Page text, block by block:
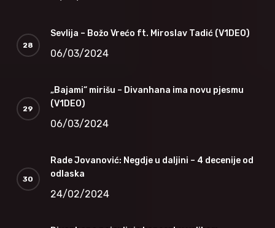
Sevlija – Božo Vrećo ft. Miroslav Tadić (V1DEO)
06/03/2024
„Bajami“ mirišu – Divanhana ima novu pjesmu
(V1DEO)
06/03/2024
Rade Jovanović: Negdje u daljini – 4 decenije od
odlaska
24/02/2024